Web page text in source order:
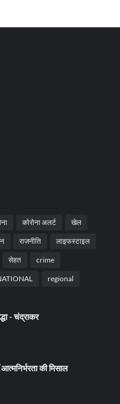
कोरोना अलर्ट खेल
राजनीति लाइफस्टाइल
सेहत crime
regional
- चंद्राकर
की मिसाल